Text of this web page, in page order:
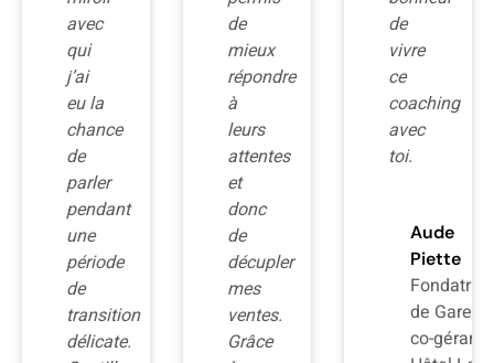
avec
qui
j’ai
eu la
chance
de
parler
pendant
une
période
de
transition
délicate.
de
mieux
répondre
à
leurs
attentes
et
donc
de
décupler
mes
ventes.
Grâce
de
vivre
ce
coaching
avec
toi.
Aude
Piette
Fondatrice
de Gare!
co-gérante